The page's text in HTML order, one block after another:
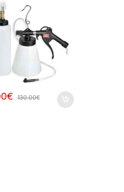
€ 130.00€